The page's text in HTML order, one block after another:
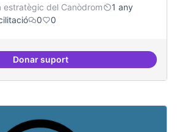
estratègic del Canòdrom
1 any
0 0
Donar suportComunitat software lliure